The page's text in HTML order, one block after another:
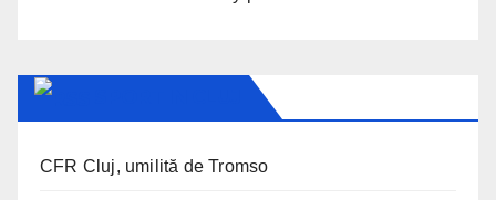
CFR Cluj, umilită de Tromso